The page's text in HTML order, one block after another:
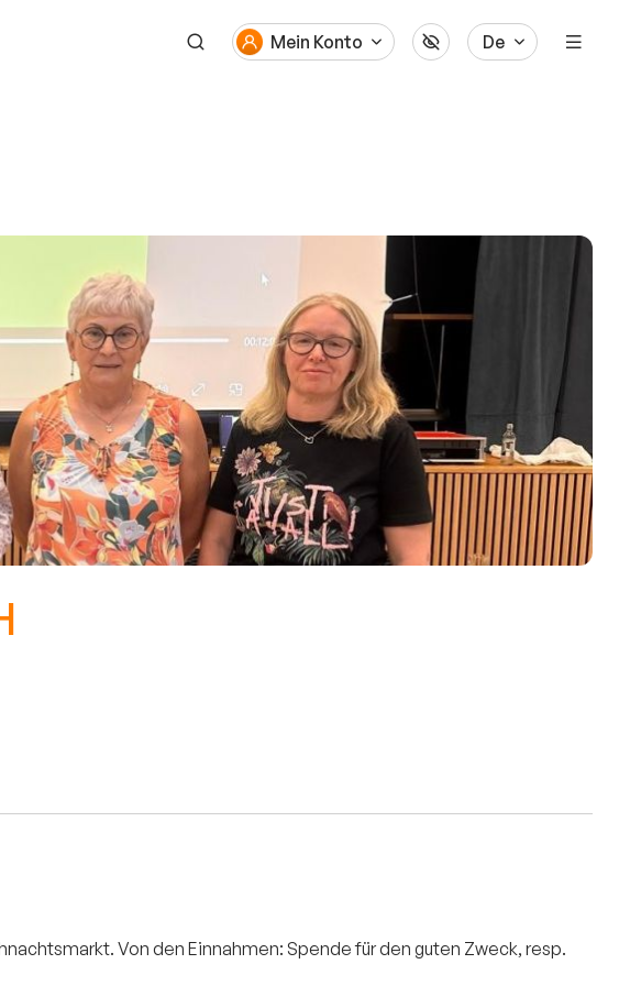
Mein Konto De
Von den Einnahmen: Spende für den guten Zweck, resp.